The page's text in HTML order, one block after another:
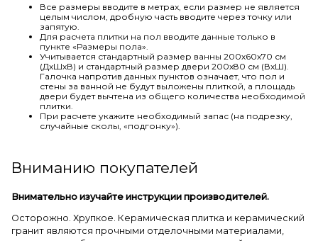
Все размеры вводите в метрах, если размер не является
целым числом, дробную часть вводите через точку или
запятую.
Для расчета плитки на пол вводите данные только в
пункте «Размеры пола».
Учитывается стандартный размер ванны 200х60х70 см
(ДхШхВ) и стандартный размер двери 200х80 см (ВхШ).
Галочка напротив данных пунктов означает, что пол и
стены за ванной не будут выложены плиткой, а площадь
двери будет вычтена из общего количества необходимой
плитки.
При расчете укажите необходимый запас (на подрезку,
случайные сколы, «подгонку»).
Вниманию покупателей
Внимательно изучайте инструкции производителей.
Осторожно. Хрупкое. Керамическая плитка и керамический
гранит являются прочными отделочными материалами,